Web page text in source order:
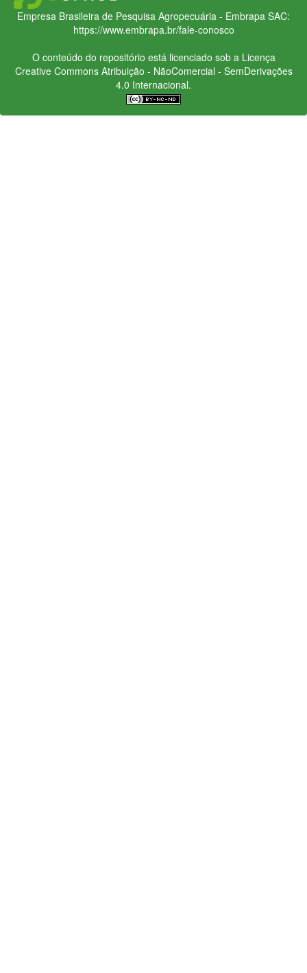
Empresa Brasileira de Pesquisa Agropecuária - Embrapa SAC:
https://www.embrapa.br/fale-conosco
O conteúdo do repositório está licenciado sob a Licença
Creative CommonsAtribuição - NãoComercial - SemDerivações
4.0 Internacional.